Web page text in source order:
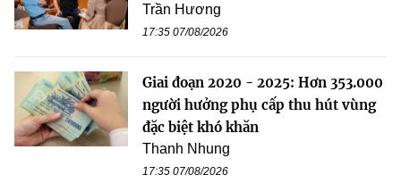
Trần Hương
17:35 07/08/2026
Giai đoạn 2020 - 2025: Hơn 353.000
người hưởng phụ cấp thu hút vùng
đặc biệt khó khăn
Thanh Nhung
17:35 07/08/2026